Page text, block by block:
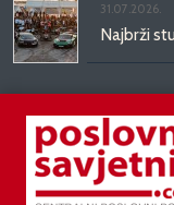
31.07.2026.
Najbrži
Divote
korejske